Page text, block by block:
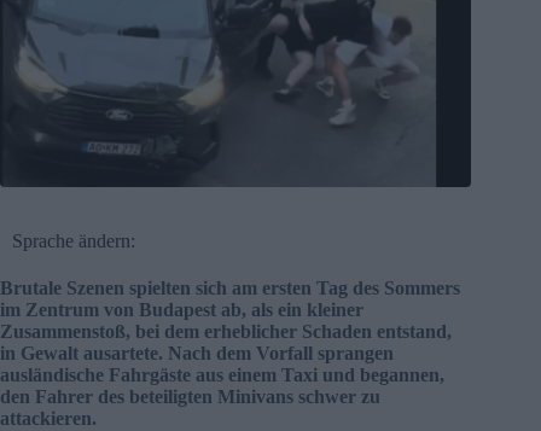
Sprache ändern:
Brutale Szenen spielten sich am ersten Tag des Sommers
im Zentrum von Budapest ab, als ein kleiner
Zusammenstoß, bei dem erheblicher Schaden entstand,
in Gewalt ausartete. Nach dem Vorfall sprangen
ausländische Fahrgäste aus einem Taxi und begannen,
den Fahrer des beteiligten Minivans schwer zu
attackieren.